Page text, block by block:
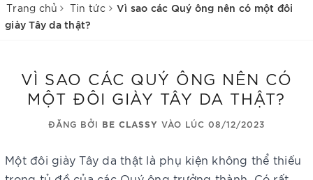
Trang chủ Tin tức
Vì sao các Quý ông nên có một đôi
giày Tây da thật?
VÌ SAO CÁC QUÝ ÔNG NÊN CÓ
MỘT ĐÔI GIÀY TÂY DA THẬT?
ĐĂNG BỞI BE CLASSY VÀO LÚC 08/12/2023
Một đôi giày Tây da thật là phụ kiện không thể thiếu